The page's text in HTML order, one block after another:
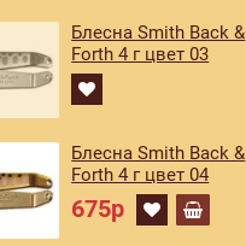
Блесна Smith Back &
Forth 4 г цвет 03
Блесна Smith Back &
Forth 4 г цвет 04
675р